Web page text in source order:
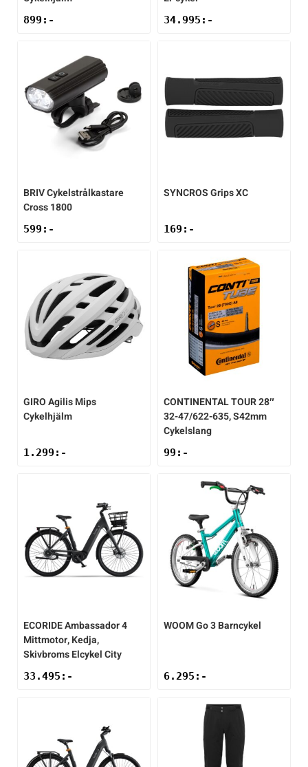
899 :- 34.995 :-
BRIVCykelstrålkastare
Cross 1800
599 :-
SYNCROSGrips XC
169 :-
GIROAgilis Mips
Cykelhjälm
1.299 :-
CONTINENTALTOUR 28″
32-47/622-635, S42mm
Cykelslang
99 :-
ECORIDEAmbassador 4
Mittmotor, Kedja,
Skivbroms Elcykel City
33.495 :-
WOOMGo 3 Barncykel
6.295 :-